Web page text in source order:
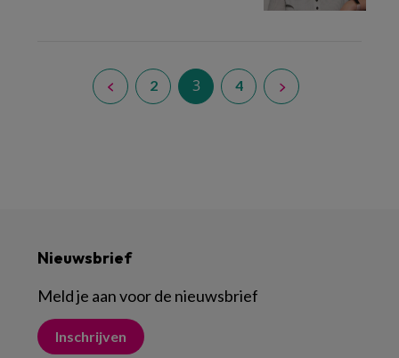
2 3 4
Nieuwsbrief
Meld je aan voor de nieuwsbrief
Inschrijven